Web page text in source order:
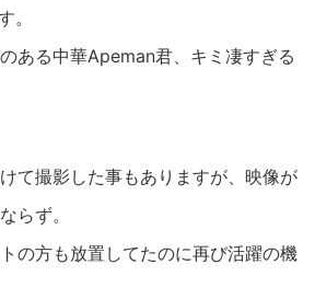
。
ある中華Apeman君、キミ凄すぎる
て撮影した事もありますが、映像が
らず。
の方も放置してたのに再び活躍の機